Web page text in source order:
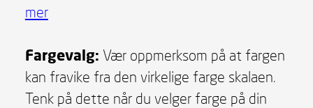
mer
Fargevalg: Vær oppmerksom på at fargen
kan fravike fra den virkelige farge skalaen.
Tenk på dette når du velger farge på din